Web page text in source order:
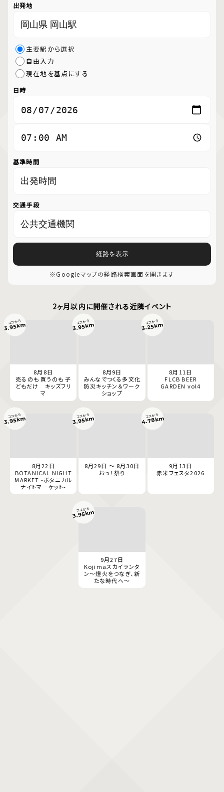
出発地
主要駅から選択
自由入力
現在地を基点にする
日時
基準時間
交通手段
経路を表示
※Googleマップの経路検索画面を開きます
2ヶ月以内に開催される近隣イベント
8月8日
売るのも 買うのも 子
どもだけ キッズフリ
マ
ココから
3.95km
8月9日
みんなでつくる多文化
防災キッチン＆ワーク
ショップ
ココから
3.95km
8月11日
FLCB BEER
GARDEN vol4
ココから
3.25km
8月22日
BOTANICAL NIGHT
MARKET -ボタニカル
ナイトマーケット-
ココから
3.95km
8月29日 ～ 8月30日
おっ！祭り
ココから
3.95km
9月13日
赤米フェスタ2026
ココから
4.78km
9月27日
Kojimaスカイランタ
ン〜燈火をつなぎ、新
たな時代へ〜
ココから
3.95km